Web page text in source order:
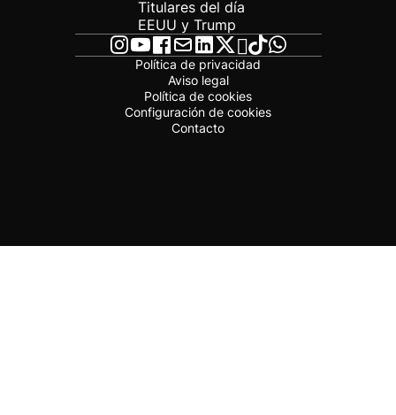
Titulares del día
EEUU y Trump
Política de privacidad
Aviso legal
Política de cookies
Configuración de cookies
Contacto